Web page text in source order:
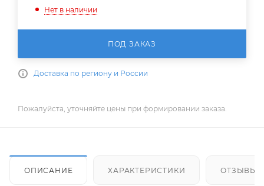
Нет в наличии
ПОД ЗАКАЗ
Доставка по региону и России
Пожалуйста, уточняйте цены при формировании заказа.
ОПИСАНИЕ ХАРАКТЕРИСТИКИ ОТЗЫВЫ